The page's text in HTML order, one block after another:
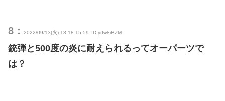
8： 2022/09/13(火) 13:18:15.59 ID:yrIw8iBZM
銃弾と500度の炎に耐えられるってオーパーツで
は？